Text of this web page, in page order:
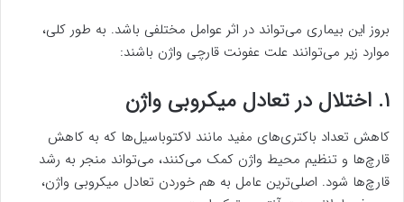
بروز این بیماری می‌تواند در اثر عوامل مختلفی باشد. به طور کلی،
موارد زیر می‌توانند علت عفونت قارچی واژن باشند:
۱. اختلال در تعادل میکروبی واژن
کاهش تعداد باکتری‌های مفید مانند لاکتوباسیل‌ها که به کاهش
قارچ‌ها و تنظیم محیط واژن کمک می‌کنند، می‌تواند منجر به رشد
قارچ‌ها شود. اصلی‌ترین عامل به هم خوردن تعادل میکروبی واژن،